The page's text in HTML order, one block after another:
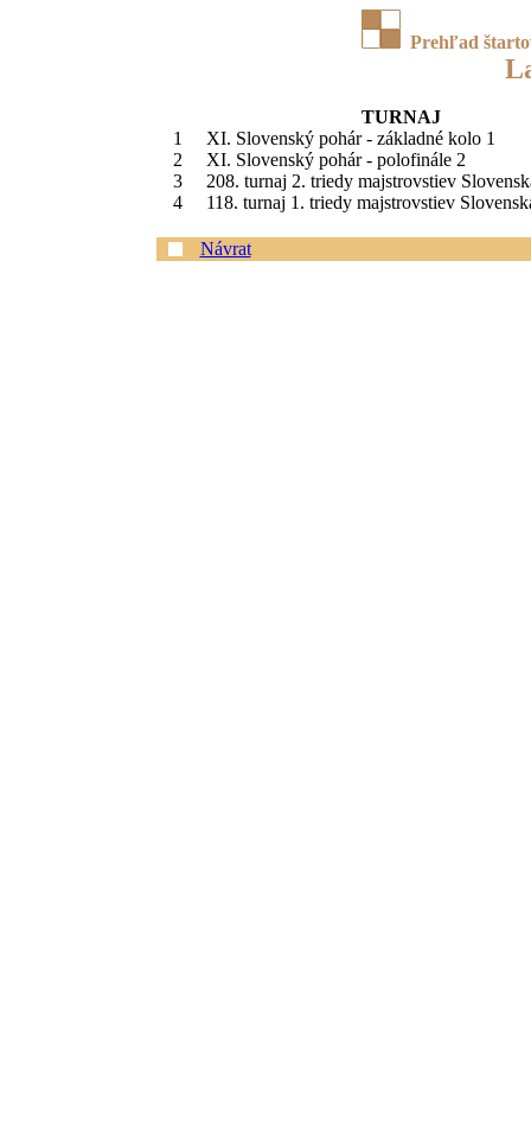
Prehľad
TURNAJ
1
XI. Slovenský pohár - základné kolo 1
2
XI. Slovenský pohár - polofinále 2
3
208. turnaj 2. triedy majstrovstiev
4
118. turnaj 1. triedy majstrovstiev
Návrat